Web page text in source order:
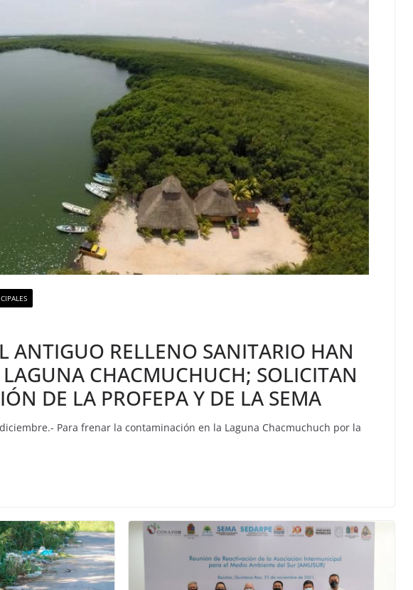
ANTIGUO RELLENO SANITARIO HAN
CHACMUCHUCH; SOLICITAN
DE LA PROFEPA Y DE LA SEMA
Para frenar la contaminación en la Laguna Chacmuchuch por la